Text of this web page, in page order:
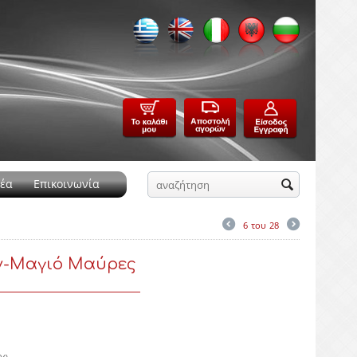
Επικοινωνία
6 του 28
Μαγιό Μαύρες